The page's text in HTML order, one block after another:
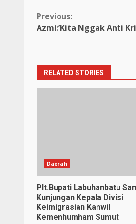
Continue
Reading
Previous:
Azmi:’Kita Nggak Anti
RELATED STORIES
Daerah
Plt.Bupati Labuhanbatu
Kunjungan Kepala Divisi
Keimigrasian Kanwil
Kemenhumham Sumut